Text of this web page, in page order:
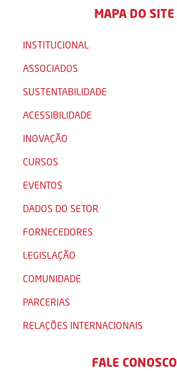
MAPA DO SITE
INSTITUCIONAL
ASSOCIADOS
SUSTENTABILIDADE
ACESSIBILIDADE
INOVAÇÃO
CURSOS
EVENTOS
DADOS DO SETOR
FORNECEDORES
LEGISLAÇÃO
COMUNIDADE
PARCERIAS
RELAÇÕES INTERNACIONAIS
FALE CONOSCO